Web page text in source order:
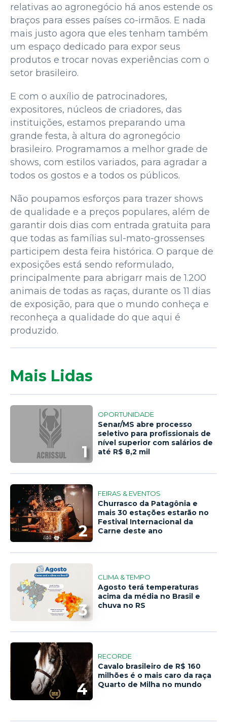
relativas ao agronegócio há anos estende os
braços para esses países co-irmãos. E nada
mais justo agora que eles tenham também
um espaço dedicado para expor seus
produtos e trocar novas experiências com o
setor brasileiro.
E com o auxílio de patrocinadores,
expositores, núcleos de criadores, das
instituições, estamos preparando uma
grande festa, à altura do agronegócio
brasileiro. Programamos a melhor grade de
shows, com estilos variados, para agradar a
todos os gostos e a todos os públicos.
Não poupamos esforços para trazer shows
de qualidade e a preços populares, além de
garantir dois dias com entrada gratuita para
que todas as famílias sul-mato-grossenses
participem desta feira histórica. O parque de
exposições está sendo reformulado,
principalmente para abrigarr mais de 1.200
animais de todas as raças, durante os 11 dias
de exposição, para que o mundo conheça e
reconheça a qualidade do que aqui é
produzido.
Mais Lidas
1
OPORTUNIDADE
Senar/MS abre processo
seletivo para profissionais de
nível superior com salários de
até R$ 8,2 mil
2
FEIRAS & EVENTOS
Churrasco da Patagônia e
mais 30 estações estarão no
Festival Internacional da
Carne deste ano
3
CLIMA & TEMPO
Agosto terá temperaturas
acima da média no Brasil e
chuva no RS
4
RECORDE
Cavalo brasileiro de R$ 160
milhões é o mais caro da raça
Quarto de Milha no mundo